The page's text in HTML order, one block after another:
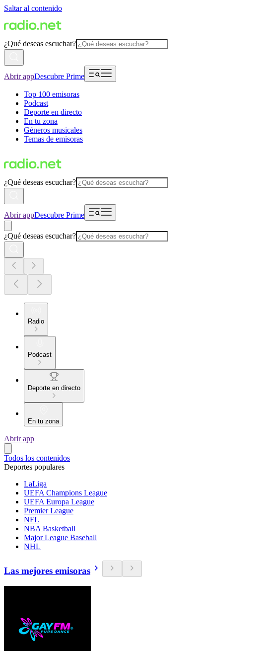
Saltar al contenido
¿Qué deseas escuchar?
Abrir appDescubre Prime
Top 100 emisoras
Podcast
Deporte en directo
En tu zona
Géneros musicales
Temas de emisoras
¿Qué deseas escuchar?
Abrir appDescubre Prime
¿Qué deseas escuchar?
Radio
Podcast
Deporte en directo
En tu zona
Abrir app
Todos los contenidos
Deportes populares
LaLiga
UEFA Champions League
UEFA Europa League
Premier League
NFL
NBA Basketball
Major League Baseball
NHL
Las mejores emisoras